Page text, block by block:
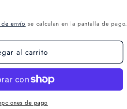
envío se calculan en la pantalla de pago.
al carrito
de pago